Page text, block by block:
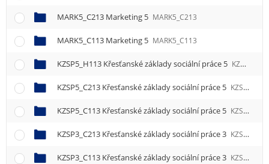
MARK5_C213 Marketing 5 MARK5_C213
MARK5_C113 Marketing 5 MARK5_C113
KZSP5_H113 Křesťanské základy sociální práce 5 KZSP5_H113
KZSP5_C213 Křesťanské základy sociální práce 5 KZSP5_C213
KZSP5_C113 Křesťanské základy sociální práce 5 KZSP5_C113
KZSP3_C213 Křesťanské základy sociální práce 3 KZSP3_C213
KZSP3_C113 Křesťanské základy sociální práce 3 KZSP3_C113